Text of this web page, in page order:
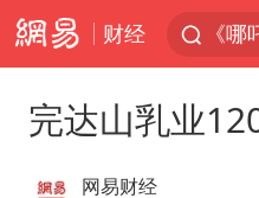
财经
百花
完达山乳业
网易财经